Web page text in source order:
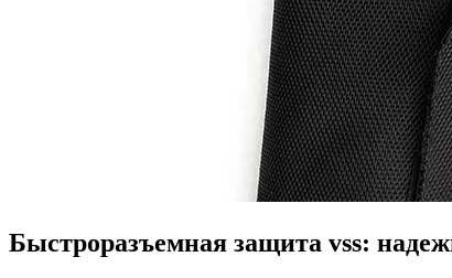
Быстроразъемная защита vss: